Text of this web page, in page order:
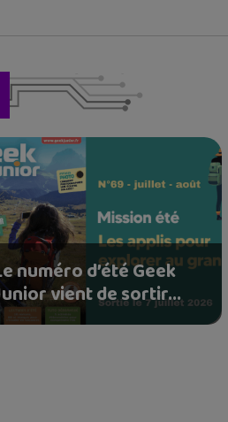
numéro d’été Geek
vient de sortir...